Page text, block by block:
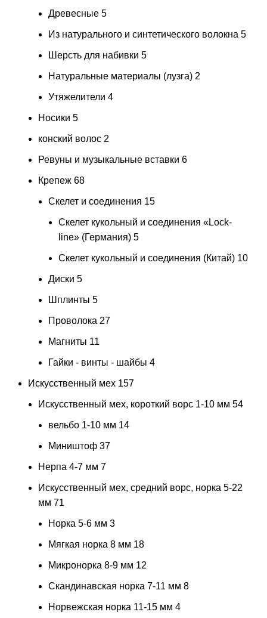
Древесные 5
Из натурального и синтетического волокна 5
Шерсть для набивки 5
Натуральные материалы (лузга) 2
Утяжелители 4
Носики 5
конский волос 2
Ревуны и музыкальные вставки 6
Крепеж 68
Скелет и соединения 15
Скелет кукольный и соединения «Lock-
line» (Германия) 5
Скелет кукольный и соединения (Китай) 10
Диски 5
Шплинты 5
Проволока 27
Магниты 11
Гайки - винты - шайбы 4
Искусственный мех 157
Искусственный мех, короткий ворс 1-10 мм 54
вельбо 1-10 мм 14
Миништоф 37
Нерпа 4-7 мм 7
Искусственный мех, средний ворс, норка 5-22
мм 71
Норка 5-6 мм 3
Мягкая норка 8 мм 18
Микронорка 8-9 мм 12
Скандинавская норка 7-11 мм 8
Норвежская норка 11-15 мм 4